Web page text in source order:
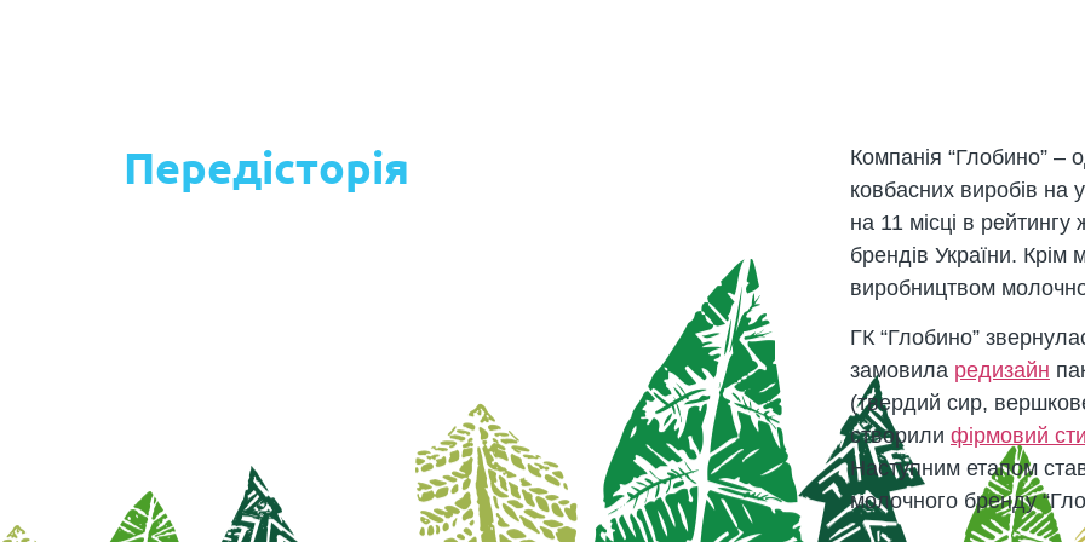
Передісторія
Компанія “Глобино” –
ковбасних виробів на
на 11 місці в
брендів України. Крім
виробництвом
ГК “Глобино”
замовила редизайн
(твердий сир,
створили фірмовий
Наступним етапом
молочного бренду